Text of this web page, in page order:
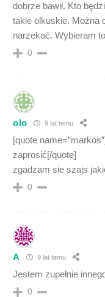
dobrze bawił. Kto
takie olkuskie. Można
narzekać. Wybieram
0
olo 9 lat temu
[quote
zaprosić[/quote]
zgadzam sie szajs
0
A 9 lat temu
Jestem zupełnie
0